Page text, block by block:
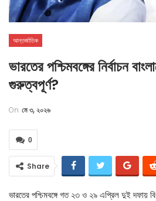
আন্তর্জাতিক
ভারতের পশ্চিমবঙ্গের নির্বাচন
গুরুত্বপূর্ণ?
On মে ৩, ২০২৬
0
Share
ভারতের পশ্চিমবঙ্গে গত ২৩ ও ২৯ এপ্রিল দুই দফায়